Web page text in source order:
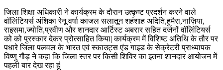
जिला शिक्षा अधिकारी ने कार्यक्रम के दौरान उत्कृष्ट प्रदर्शन करने वाले
वॉलिंटियर्स अंशिका रेनू वर्षा काजल सलातून शहंशाह अदिति,हुमैरा,नाज़िया,
राइसमा,ज्योति,प्रवीण और शानदार आर्टिस्ट अबरार सहित दर्जनों वॉलिंटियर्स
को को पुरस्कार देकर प्रोत्साहित किया| कार्यक्रम में विशिष्ट अतिथि के तौर पर
पधारे जिला पलवल के भारत एवं स्काउट्स एंड गाइड के सेक्रेटरी प्राध्यापक
विष्णु गौड़ ने कहा कि जिला स्तर पर किसी शिविर का इतना शानदार आयोजन में
पहली बार देख रहा हूं|